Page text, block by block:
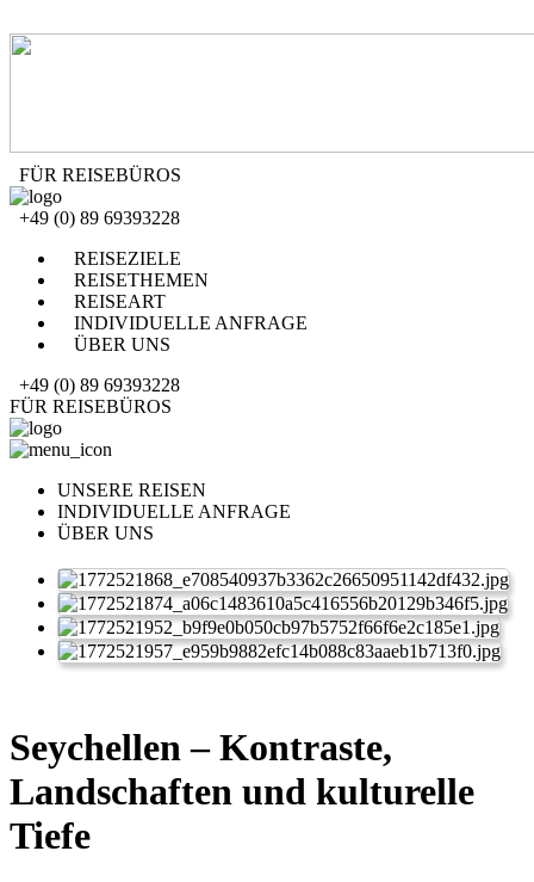
FÜR REISEBÜROS
+49 (0) 89 69393228
REISEZIELE
REISETHEMEN
REISEART
INDIVIDUELLE ANFRAGE
ÜBER UNS
+49 (0) 89 69393228
FÜR REISEBÜROS
UNSERE REISEN
INDIVIDUELLE ANFRAGE
ÜBER UNS
Seychellen – Kontraste,
Landschaften und kulturelle
Tiefe